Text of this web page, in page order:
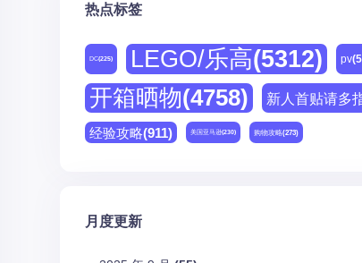
热点标签
DC(225) LEGO/乐高(5312) pv
开箱晒物(4758) 新人首贴请多
经验攻略(911) 美国亚马逊(230) 购物攻略(273)
月度更新